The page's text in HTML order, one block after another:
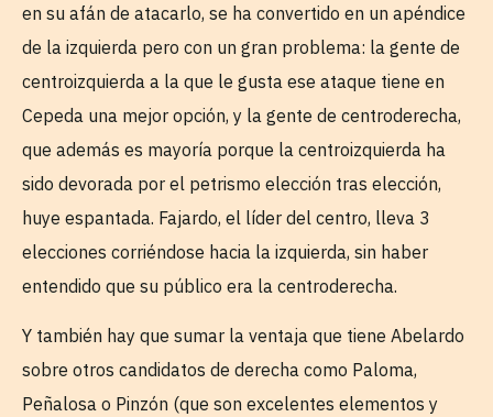
en su afán de atacarlo, se ha convertido en un apéndice
de la izquierda pero con un gran problema: la gente de
centroizquierda a la que le gusta ese ataque tiene en
Cepeda una mejor opción, y la gente de centroderecha,
que además es mayoría porque la centroizquierda ha
sido devorada por el petrismo elección tras elección,
huye espantada. Fajardo, el líder del centro, lleva 3
elecciones corriéndose hacia la izquierda, sin haber
entendido que su público era la centroderecha.
Y también hay que sumar la ventaja que tiene Abelardo
sobre otros candidatos de derecha como Paloma,
Peñalosa o Pinzón (que son excelentes elementos y